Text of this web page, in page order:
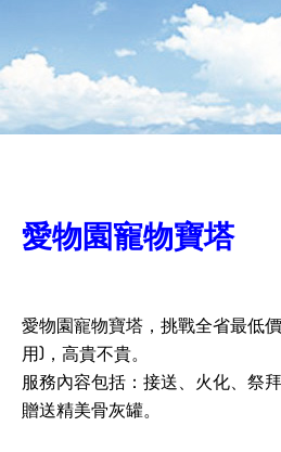
愛物園寵物寶塔
愛物園寵物寶塔，挑戰全省最低
用)，高貴不貴。
服務內容包括：接送、火化、祭
贈送精美骨灰罐。